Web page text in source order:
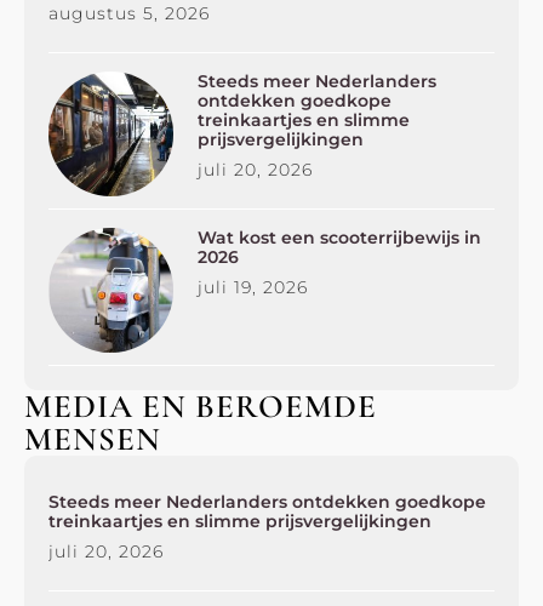
augustus 5, 2026
Steeds meer Nederlanders
ontdekken goedkope
treinkaartjes en slimme
prijsvergelijkingen
juli 20, 2026
Wat kost een scooterrijbewijs in
2026
juli 19, 2026
MEDIA EN BEROEMDE
MENSEN
Steeds meer Nederlanders ontdekken goedkope
treinkaartjes en slimme prijsvergelijkingen
juli 20, 2026